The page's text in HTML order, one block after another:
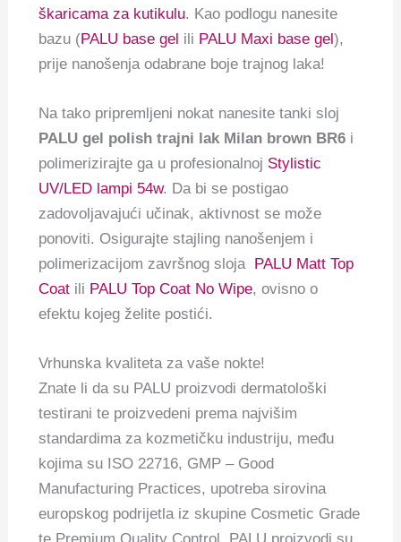
škaricama za kutikulu. Kao podlogu nanesite
bazu (PALU base gel ili PALU Maxi base gel),
prije nanošenja odabrane boje trajnog laka!
Na tako pripremljeni nokat nanesite tanki sloj
PALU gel polish trajni lak Milan brown BR6 i
polimerizirajte ga u profesionalnoj Stylistic
UV/LED lampi 54w. Da bi se postigao
zadovoljavajući učinak, aktivnost se može
ponoviti. Osigurajte stajling nanošenjem i
polimerizacijom završnog sloja PALU Matt Top
Coat ili PALU Top Coat No Wipe, ovisno o
efektu kojeg želite postići.
Vrhunska kvaliteta za vaše nokte!
Znate li da su PALU proizvodi dermatološki
testirani te proizvedeni prema najvišim
standardima za kozmetičku industriju, među
kojima su ISO 22716, GMP – Good
Manufacturing Practices, upotreba sirovina
europskog podrijetla iz skupine Cosmetic Grade